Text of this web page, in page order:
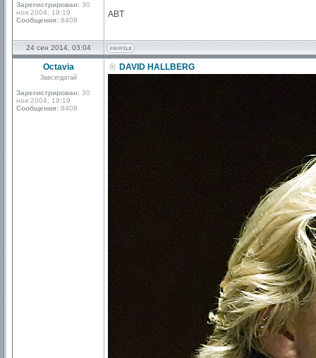
Зарегистрирован: 30
ноя 2004, 19:19
Сообщения: 8408
ABT
24 сен 2014, 03:04
Octavia
Завсегдатай
Зарегистрирован: 30
ноя 2004, 19:19
Сообщения: 8408
DAVID HALLBERG